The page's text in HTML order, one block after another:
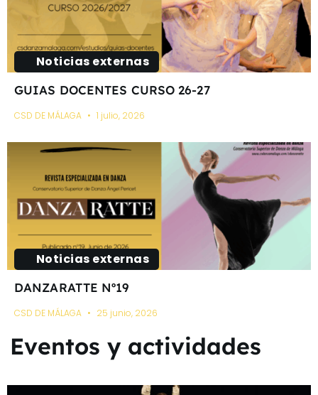
Noticias externas
GUIAS DOCENTES CURSO 26-27
CSD DE MÁLAGA 1 julio, 2026
Noticias externas
DANZARATTE Nº19
CSD DE MÁLAGA 25 junio, 2026
Eventos y actividades